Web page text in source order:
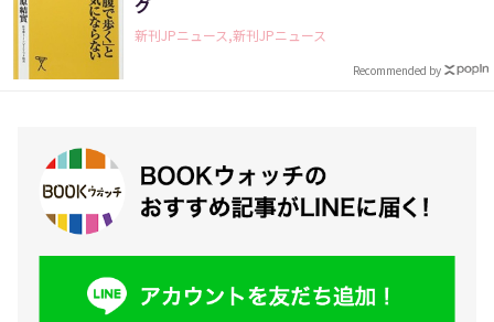
グ
新刊JPニュース,新刊JPニュース
Recommended by